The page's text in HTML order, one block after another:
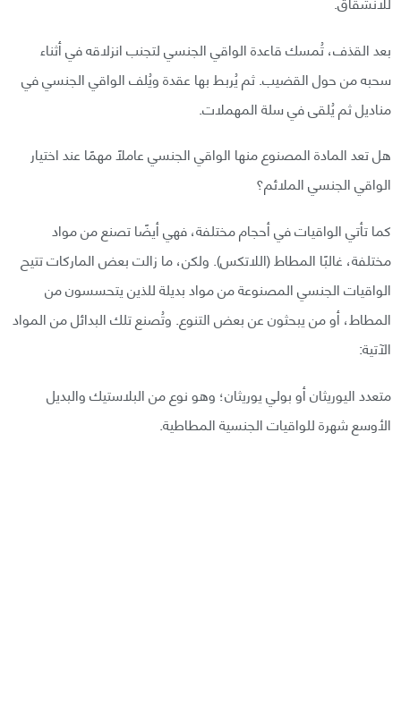
بعد القذف، تُمسك قاعدة الواقي الجنسي لتجنب انزلاقه في أثناء
سحبه من حول القضيب. ثم يُربط بها عقدة ويُلف الواقي الجنسي في
مناديل ثم يُلقى في سلة المهملات.
هل تعد المادة المصنوع منها الواقي الجنسي عاملًا مهمًا عند اختيار
الواقي الجنسي الملائم؟
كما تأتي الواقيات في أحجام مختلفة، فهي أيضًا تصنع من مواد
مختلفة، غالبًا المطاط (اللاتكس). ولكن، ما زالت بعض الماركات تتيح
الواقيات الجنسي المصنوعة من مواد بديلة للذين يتحسسون من
المطاط، أو من يبحثون عن بعض التنوع. وتُصنع تلك البدائل من المواد
الآتية:
متعدد اليوريثان أو بولي يوريثان؛ وهو نوع من البلاستيك والبديل
الأوسع شهرة للواقيات الجنسية المطاطية.